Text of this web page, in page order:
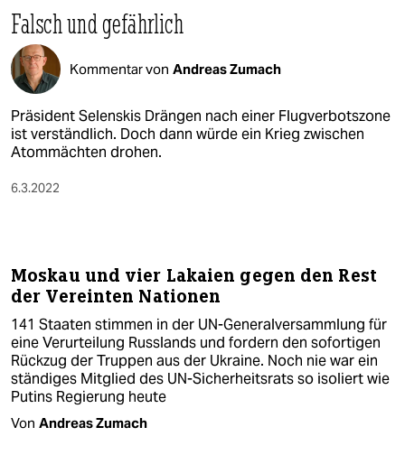
Falsch und gefährlich
Kommentar von Andreas Zumach
Präsident Selenskis Drängen nach einer Flugverbotszone
ist verständlich. Doch dann würde ein Krieg zwischen
Atommächten drohen.
6.3.2022
Moskau und vier Lakaien gegen den Rest
der Vereinten Nationen
141 Staaten stimmen in der UN-Generalversammlung für
eine Verurteilung Russlands und fordern den sofortigen
Rückzug der Truppen aus der Ukraine. Noch nie war ein
ständiges Mitglied des UN-Sicherheitsrats so isoliert wie
Putins Regierung heute
Von Andreas Zumach